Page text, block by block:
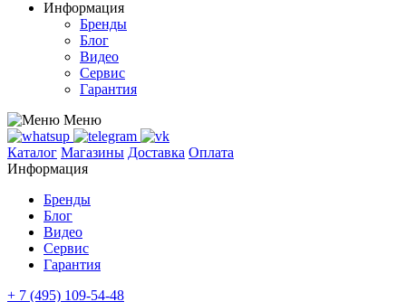
Информация
Бренды
Блог
Видео
Сервис
Гарантия
Меню
Каталог Магазины Доставка Оплата
Информация
Бренды
Блог
Видео
Сервис
Гарантия
+ 7 (495) 109-54-48